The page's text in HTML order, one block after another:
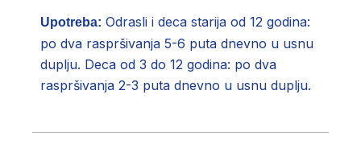
Upotreba: Odrasli i deca starija od 12 godina:
po dva raspršivanja 5-6 puta dnevno u usnu
duplju. Deca od 3 do 12 godina: po dva
raspršivanja 2-3 puta dnevno u usnu duplju.